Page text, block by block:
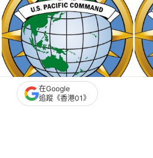
在Google
追蹤《香港01》